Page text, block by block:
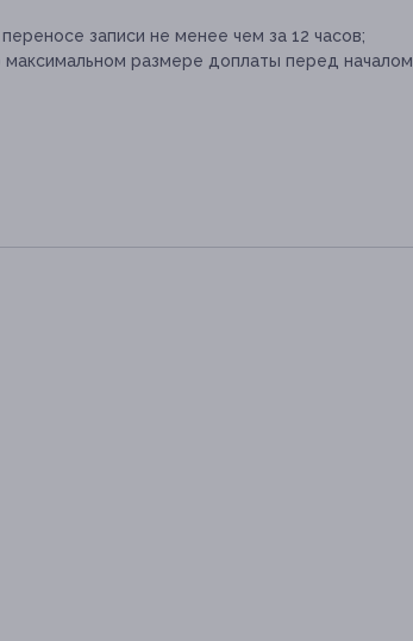
записи не менее чем за 12 часов;
размере доплаты перед началом